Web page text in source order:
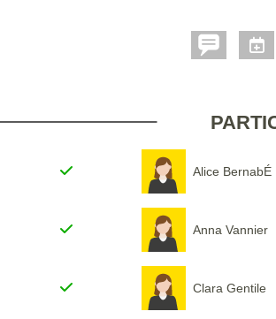
Alice BernabÉ
Anna Vannier
Clara Gentile